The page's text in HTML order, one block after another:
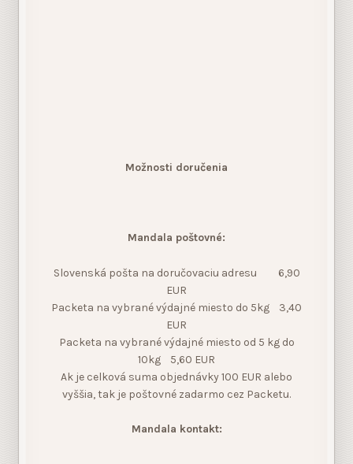
Možnosti doručenia
Mandala poštovné:
Slovenská pošta na doručovaciu adresu 6,90
EUR
Packeta na vybrané výdajné miesto do 5kg 3,40
EUR
Packeta na vybrané výdajné miesto od 5 kg do
10kg 5,60 EUR
Ak je celková suma objednávky 100 EUR alebo
vyššia, tak je poštovné zadarmo cez Packetu.
Mandala kontakt: